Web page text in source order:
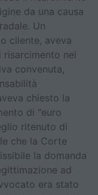
da una causa
Un
cliente, aveva
nei
convenuta,
chiesto la
di “euro
ritenuto di
che la Corte
la domanda
ad
era stato